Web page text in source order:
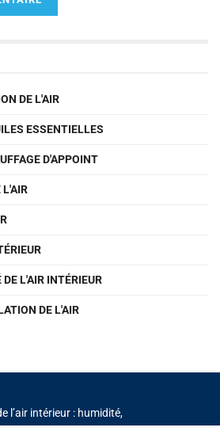
DE L'AIR
ESSENTIELLES
D'APPOINT
L'AIR
L'AIR INTÉRIEUR
DE L'AIR
l’air intérieur : humidité,
de déshumidification